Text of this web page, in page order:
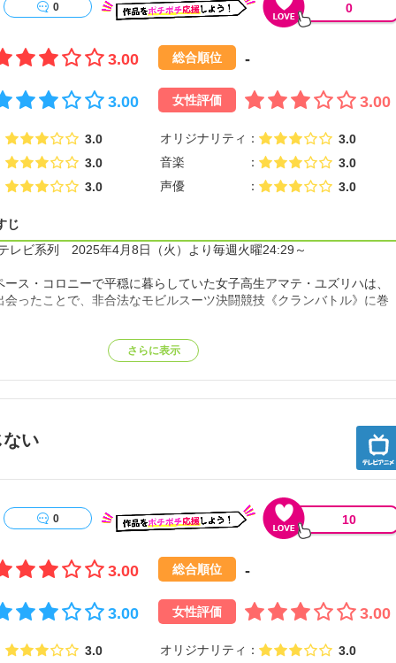
0 0
3.00 総合順位 -
3.00 女性評価 3.00
3.0 オリジナリティ
3.0
3.0
音楽
3.0
3.0
声優 3.0
じ
レビ系列 2025年4月8日（火）より毎週火曜24:29～
ス・コロニーで平穏に暮らしていた女子高生アマテ・ユズリハは、
会ったことで、非合法なモビルスーツ決闘競技《クランバトル》に巻
マチュ》を名乗るアマテは、 GQuuuuuuX ジークアクス を駆り、
警察の双方から追われていた正体不明のモビルスーツ《ガンダム》
年シュウジが彼女の前に姿を現す。
さらに表示
い
0 10
3.00 総合順位 -
3.00 女性評価 3.00
3.0 オリジナリティ 3.0